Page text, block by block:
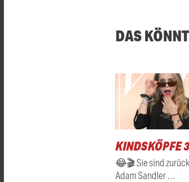
DAS
KINDSKÖPFE 3
😂🎬 Sie sind
Adam Sandler …